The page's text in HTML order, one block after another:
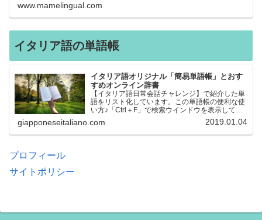
www.mamelingual.com
イタリア語の単語帳
イタリア語オリジナル「簡易単語帳」とおす
すめオンライン辞書
【イタリア語日常会話チャレンジ】で紹介した単
語をリスト化しています。この単語帳の便利な使
い方♪「Ctrl＋F」で検索ウインドウを表示して、
知りたい単語を探すことができます。イタリア語
→日本語、日本語→イタリア語 どちらでも検索
できるので、良…
giapponeseitaliano.com 2019.01.04
プロフィール
サイトポリシー